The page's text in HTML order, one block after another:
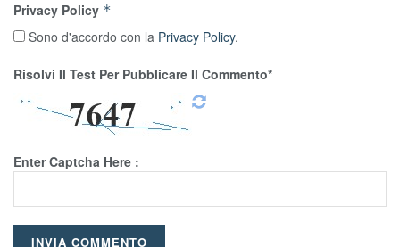
Privacy Policy *
Sono d'accordo con la Privacy Policy.
Risolvi Il Test Per Pubblicare Il Commento*
Enter Captcha Here :